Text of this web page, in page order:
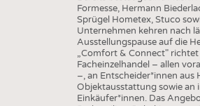
Formesse, Hermann
Sprügel Hometex, Stuco
Unternehmen kehren nach
Ausstellungspause auf die
„Comfort & Connect" richtet
Facheinzelhandel – allen
–, an Entscheider*innen aus
Objektausstattung sowie an
Einkäufer*innen. Das